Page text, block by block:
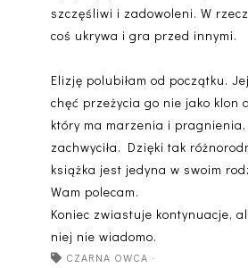
szczęśliwi i zadowoleni. W
coś ukrywa i gra przed innymi.
Elizję polubiłam od początku.
chęć przeżycia go nie jako klon
który ma marzenia i pragnienia,
zachwyciła. Dzięki tak
książka jest jedyna w swoim
Wam polecam.
Koniec zwiastuje kontynuacje,
niej nie wiadomo.
CZARNA OWCA ·